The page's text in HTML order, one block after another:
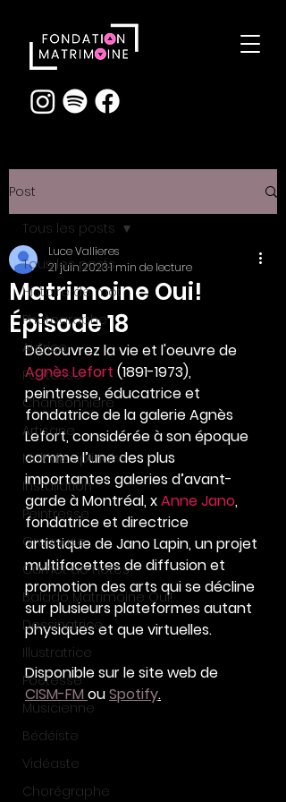
Post
Tous les posts
Histoire de mot
Photographe
Autrice
Poétesse
Chansonnière
Artisane
Multidisciplinaire
Installation
Peintresse
Graveuse
Carnet de notes
Balado Matrimoine Oui!
Dessinatrice
Illustratrice
Poétesse
Musicienne
Bédéiste
Vidéaste
Chorégraphe
Tous les posts
Matrimoine Oui!
Épisode 18
Luce Vallieres
21 juin 20231 min de lecture
Découvrez la vie et l'oeuvre de
Agnès Lefort (1891-1973),
peintresse, éducatrice et
fondatrice de la galerie Agnès
Lefort, considérée à son époque
comme l’une des plus
importantes galeries d’avant-
garde à Montréal, x Anne Jano,
fondatrice et directrice
artistique de Jano Lapin, un projet
multifacettes de diffusion et
promotion des arts qui se décline
sur plusieurs plateformes autant
physiques et que virtuelles.
Disponible sur le site web de
CISM-FM ou Spotify.